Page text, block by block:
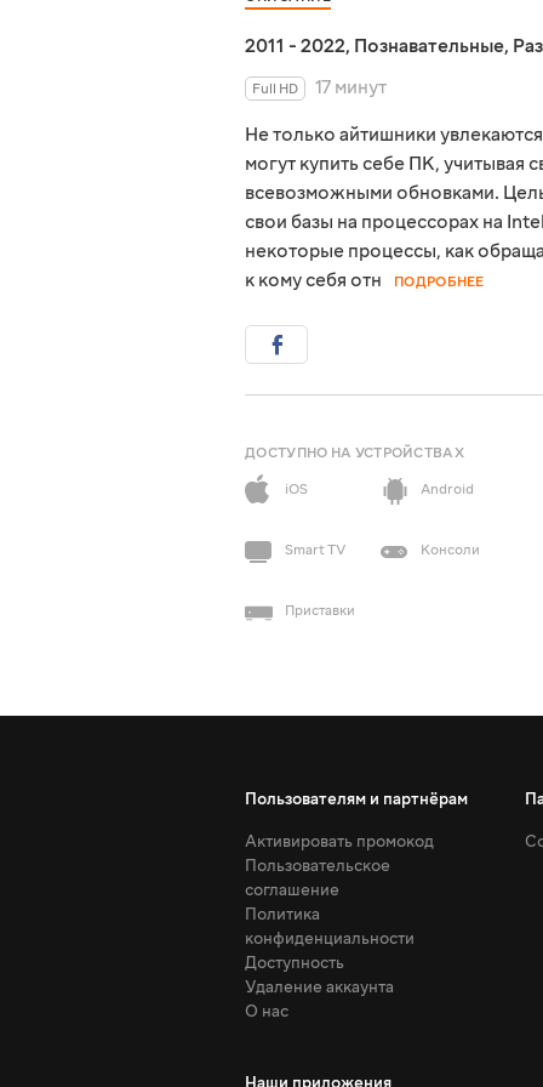
2011 - 2022, Познавательные,
Full HD
17 минут
Не только айтишники
могут купить себе ПК, учитывая
всевозможными обновками. Цель
свои базы на процессорах на
некоторые процессы, как
к кому себя отн
ПОДРОБНЕЕ
ДОСТУПНО НА УСТРОЙСТВАХ
iOS
Android
Smart TV Консоли
Приставки
Пользователям и партнёрам
Активировать промокод
Пользовательское
соглашение
Политика
конфиденциальности
Доступность
Удаление аккаунта
О нас